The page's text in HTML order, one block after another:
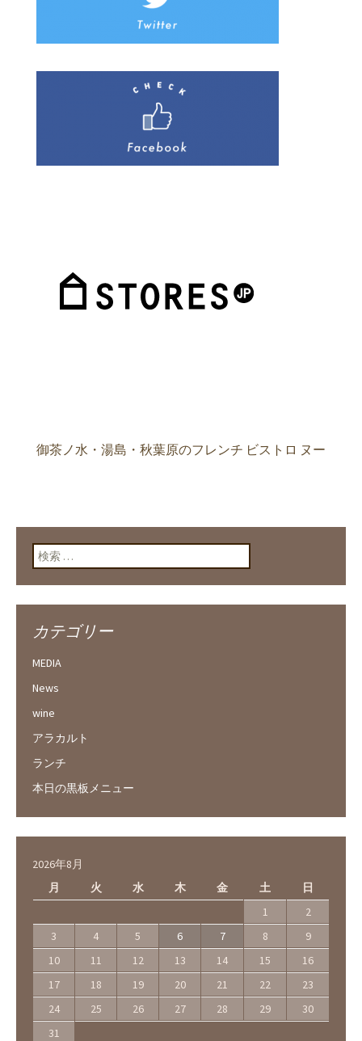
御茶ノ水・湯島・秋葉原のフレンチ ビストロ ヌー
検索:
カテゴリー
MEDIA
News
wine
アラカルト
ランチ
本日の黒板メニュー
2026年8月
月
火 水 木 金 土 日
1
2
3
4 5 6 7 8
9
10
11 12 13 14 15
16
17
18 19 20 21 22
23
24
25 26 27 28 29
30
31